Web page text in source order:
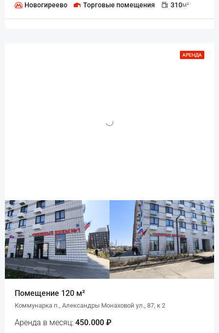
Новогиреево Торговые помещения 310м²
АРЕНДА
Помещение 120 м²
Коммунарка п., Александры Монаховой ул., 87, к 2
Аренда в месяц: 450.000 ₽